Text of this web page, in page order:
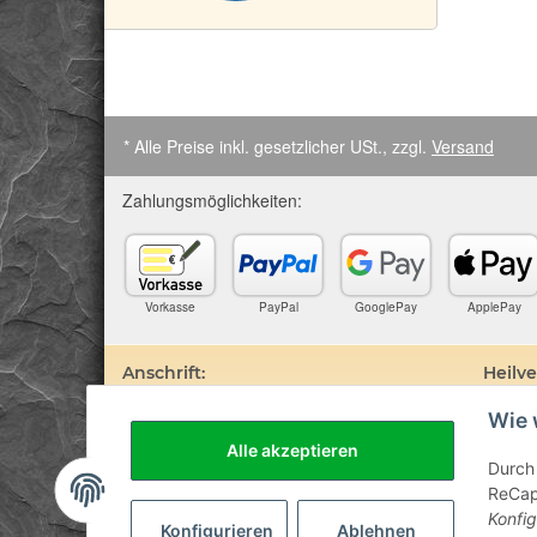
Alle akzeptieren
Konfigurieren Ablehnen
Wie
* Alle Preise inkl. gesetzlicher USt., zzgl. Versand
Zahlungsmöglichkeiten:
Vorkasse PayPal GooglePay ApplePay
Anschrift:
SteinZeitOase
Frau Karin Philippin
D-75391 Gechingen
sind.